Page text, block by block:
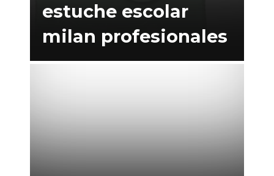
estuche escolar
milan profesionales